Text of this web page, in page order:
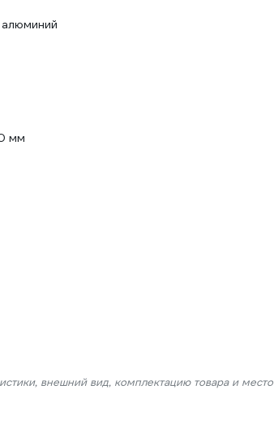
мм
внешний вид, комплектацию товара и место